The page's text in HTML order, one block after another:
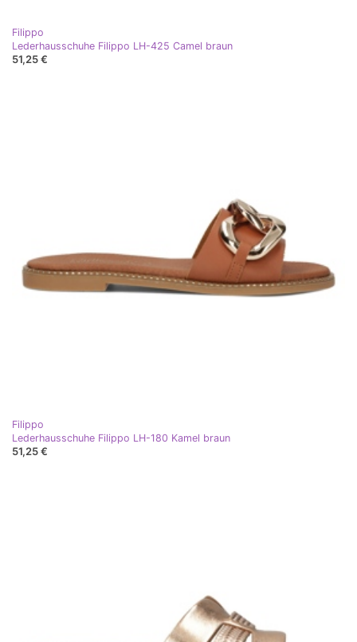
Filippo
Lederhausschuhe Filippo LH-425 Camel braun
51,25 €
Filippo
Lederhausschuhe Filippo LH-180 Kamel braun
51,25 €